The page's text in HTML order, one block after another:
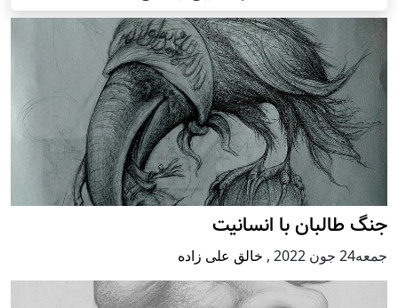
جنگ طالبان با انسانیت
جمعه24 جون 2022 , خالق علی زاده